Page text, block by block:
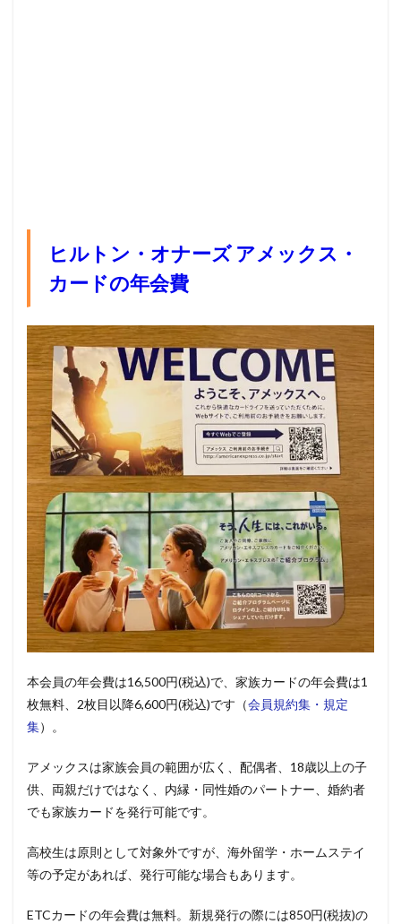
ヒルトン・オナーズ アメックス・
カードの年会費
本会員の年会費は16,500円(税込)で、家族カードの年会費は1
枚無料、2枚目以降6,600円(税込)です（会員規約集・規定
集）。
アメックスは家族会員の範囲が広く、配偶者、18歳以上の子
供、両親だけではなく、内縁・同性婚のパートナー、婚約者
でも家族カードを発行可能です。
高校生は原則として対象外ですが、海外留学・ホームステイ
等の予定があれば、発行可能な場合もあります。
ETCカードの年会費は無料。新規発行の際には850円(税抜)の